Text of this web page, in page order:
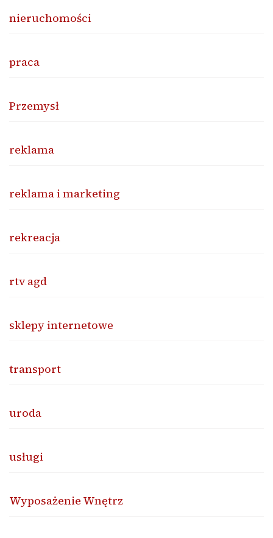
nieruchomości
praca
Przemysł
reklama
reklama i marketing
rekreacja
rtv agd
sklepy internetowe
transport
uroda
usługi
Wyposażenie Wnętrz